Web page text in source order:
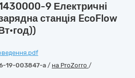
9 Електричні
станція EcoFlow
19-003847-a / на ProZorro /